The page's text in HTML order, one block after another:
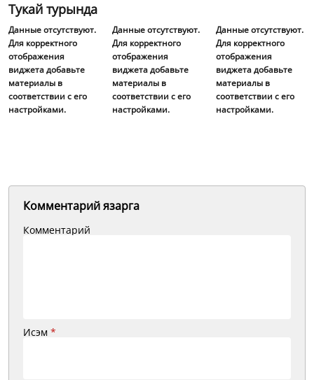
Тукай турында
Данные отсутствуют.
Для корректного
отображения
виджета добавьте
материалы в
соответствии с его
настройками.
Данные отсутствуют.
Для корректного
отображения
виджета добавьте
материалы в
соответствии с его
настройками.
Данные отсутствуют.
Для корректного
отображения
виджета добавьте
материалы в
соответствии с его
настройками.
Комментарий язарга
Комментарий
Исэм *